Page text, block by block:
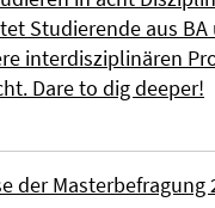
Studierende aus BA
interdisziplinären
Dare to dig deeper!
der Masterbefragung